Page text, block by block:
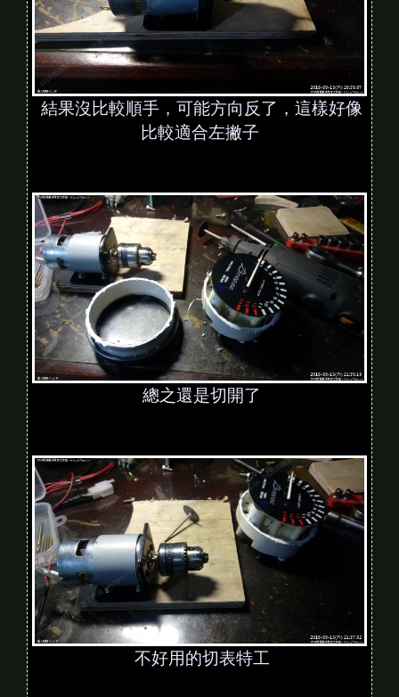
結果沒比較順手，可能方向反了，這樣好像
比較適合左撇子
總之還是切開了
不好用的切表特工